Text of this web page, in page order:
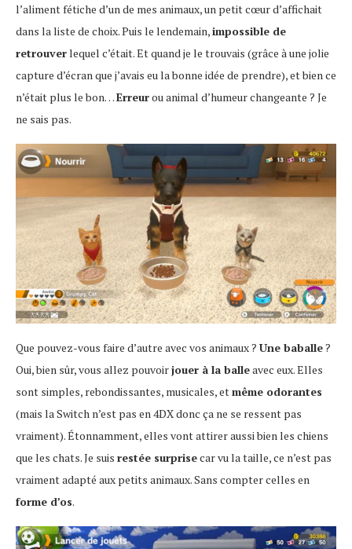
l’aliment fétiche d’un de mes animaux, un petit cœur d’affichait
dans la liste de choix. Puis le lendemain,impossible de
retrouverlequel c’était. Et quand je le trouvais (grâce à une jolie
capture d’écran que j’avais eu la bonne idée de prendre), et bien ce
n’était plus le bon…Erreurou animal d’humeur changeante ? Je
ne sais pas.
Que pouvez-vous faire d’autre avec vos animaux ? Une baballe?
Oui, bien sûr, vous allez pouvoirjouer à la balleavec eux. Elles
sont simples, rebondissantes, musicales, etmême odorantes
(mais la Switch n’est pas en 4DX donc ça ne se ressent pas
vraiment). Étonnamment, elles vont attirer aussi bien les chiens
que les chats. Je suis restée surprisecar vu la taille, ce n’est pas
vraiment adapté aux petits animaux. Sans compter celles en
forme d’os.